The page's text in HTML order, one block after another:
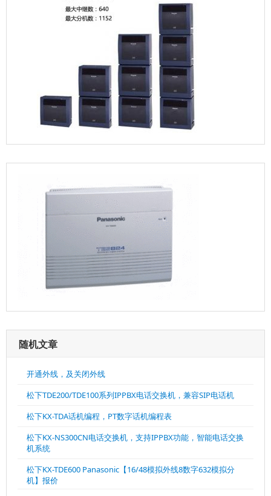
随机文章
开通外线，及关闭外线
松下TDE200/TDE100系列IPPBX电话交换机，兼容SIP电话机
松下KX-TDA话机编程，PT数字话机编程表
松下KX-NS300CN电话交换机，支持IPPBX功能，智能电话交换
机系统
松下KX-TDE600 Panasonic【16/48模拟外线8数字632模拟分
机】报价